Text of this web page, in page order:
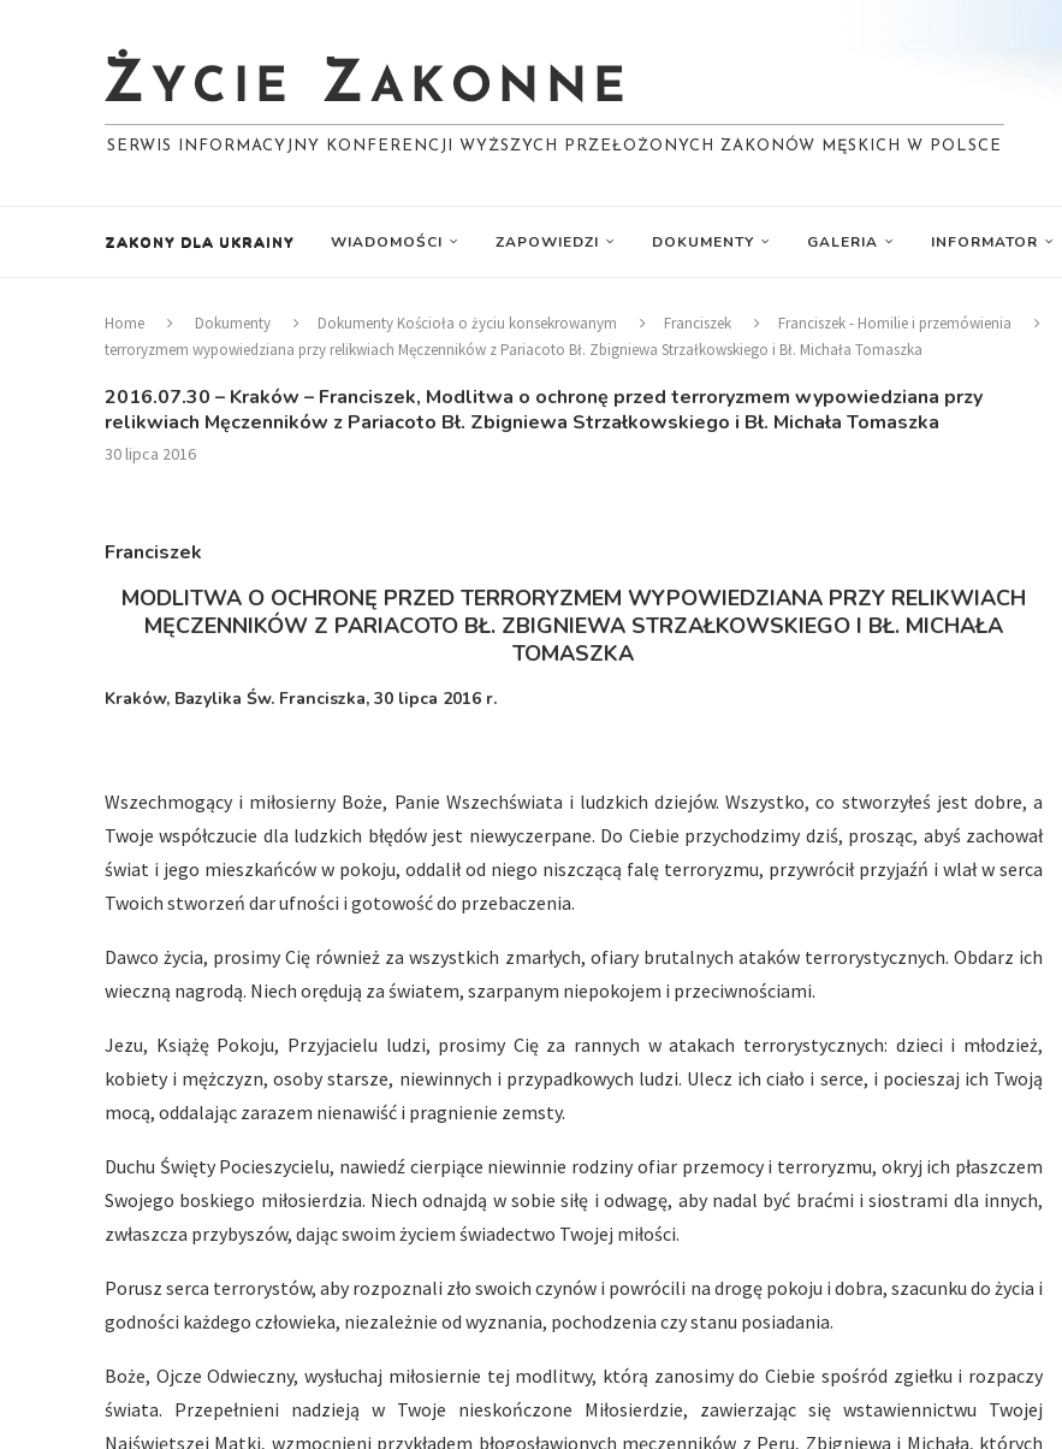
SERWIS INFORMACYJNY KONFERENCJI WYŻSZYCH PRZEŁOŻONYCH ZAKONÓW MĘSKICH W POLSCE
ZAKONY DLA UKRAINY WIADOMOŚCI ZAPOWIEDZI DOKUMENTY GALERIA INFORMATOR
Home Dokumenty Dokumenty Kościoła o życiu konsekrowanym Franciszek Franciszek - Homilie i przemówienia
terroryzmem wypowiedziana przy relikwiach Męczenników z Pariacoto Bł. Zbigniewa Strzałkowskiego i Bł. Michała Tomaszka
2016.07.30 – Kraków – Franciszek, Modlitwa o ochronę przed terroryzmem wypowiedziana przy
relikwiach Męczenników z Pariacoto Bł. Zbigniewa Strzałkowskiego i Bł. Michała Tomaszka
30 lipca 2016
Franciszek
MODLITWA O OCHRONĘ PRZED TERRORYZMEM WYPOWIEDZIANA PRZY RELIKWIACH
MĘCZENNIKÓW Z PARIACOTO BŁ. ZBIGNIEWA STRZAŁKOWSKIEGO I BŁ. MICHAŁA
TOMASZKA
Kraków, Bazylika Św. Franciszka, 30 lipca 2016 r.
Wszechmogący i miłosierny Boże, Panie Wszechświata i ludzkich dziejów. Wszystko, co stworzyłeś jest dobre, a
Twoje współczucie dla ludzkich błędów jest niewyczerpane. Do Ciebie przychodzimy dziś, prosząc, abyś zachował
świat i jego mieszkańców w pokoju, oddalił od niego niszczącą falę terroryzmu, przywrócił przyjaźń i wlał w serca
Twoich stworzeń dar ufności i gotowość do przebaczenia.
Dawco życia, prosimy Cię również za wszystkich zmarłych, ofiary brutalnych ataków terrorystycznych. Obdarz ich
wieczną nagrodą. Niech orędują za światem, szarpanym niepokojem i przeciwnościami.
Jezu, Książę Pokoju, Przyjacielu ludzi, prosimy Cię za rannych w atakach terrorystycznych: dzieci i młodzież,
kobiety i mężczyzn, osoby starsze, niewinnych i przypadkowych ludzi. Ulecz ich ciało i serce, i pocieszaj ich Twoją
mocą, oddalając zarazem nienawiść i pragnienie zemsty.
Duchu Święty Pocieszycielu, nawiedź cierpiące niewinnie rodziny ofiar przemocy i terroryzmu, okryj ich płaszczem
Swojego boskiego miłosierdzia. Niech odnajdą w sobie siłę i odwagę, aby nadal być braćmi i siostrami dla innych,
zwłaszcza przybyszów, dając swoim życiem świadectwo Twojej miłości.
Porusz serca terrorystów, aby rozpoznali zło swoich czynów i powrócili na drogę pokoju i dobra, szacunku do życia i
godności każdego człowieka, niezależnie od wyznania, pochodzenia czy stanu posiadania.
Boże, Ojcze Odwieczny, wysłuchaj miłosiernie tej modlitwy, którą zanosimy do Ciebie spośród zgiełku i rozpaczy
świata. Przepełnieni nadzieją w Twoje nieskończone Miłosierdzie, zawierzając się wstawiennictwu Twojej
Najświętszej Matki, wzmocnieni przykładem błogosławionych męczenników z Peru, Zbigniewa i Michała, których